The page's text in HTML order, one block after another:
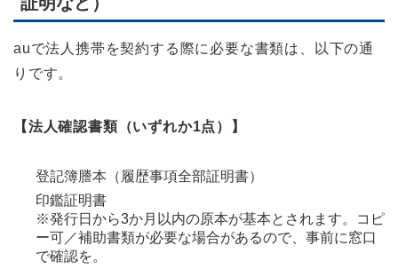
auで法人携帯を契約する際に必要な書類は、以下の通
りです。
【法人確認書類（いずれか1点）】
登記簿謄本（履歴事項全部証明書）
印鑑証明書
※発行日から3か月以内の原本が基本とされます。コピ
ー可／補助書類が必要な場合があるので、事前に窓口
で確認を。